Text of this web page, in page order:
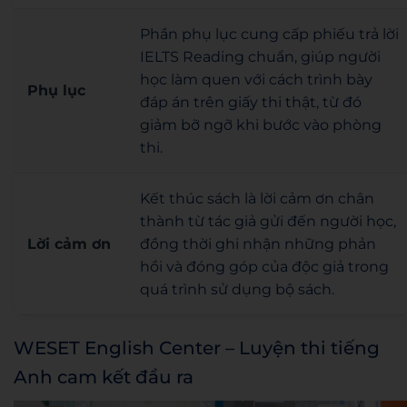
Phụ lục
Phần phụ lục cung cấp phiếu trả lời
IELTS Reading chuẩn, giúp người
học làm quen với cách trình bày
đáp án trên giấy thi thật, từ đó
giảm bỡ ngỡ khi bước vào phòng
thi.
Lời cảm ơn
Kết thúc sách là lời cảm ơn chân
thành từ tác giả gửi đến người học,
đồng thời ghi nhận những phản
hồi và đóng góp của độc giả trong
quá trình sử dụng bộ sách.
WESET English Center – Luyện thi tiếng
Anh cam kết đầu ra